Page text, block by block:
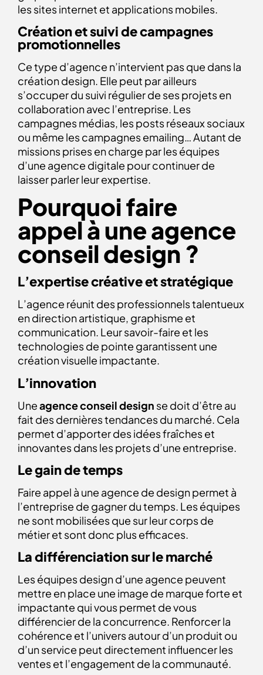
les sites internet et applications mobiles.
Création et suivi de campagnes
promotionnelles
Ce type d’agence n’intervient pas que dans la
création design. Elle peut par ailleurs
s’occuper du suivi régulier de ses projets en
collaboration avec l’entreprise. Les
campagnes médias, les posts réseaux sociaux
ou même les campagnes emailing… Autant de
missions prises en charge par les équipes
d’une agence digitale pour continuer de
laisser parler leur expertise.
Pourquoi faire
appel à une agence
conseil design ?
L’expertise créative et stratégique
L’agence réunit des professionnels talentueux
en direction artistique, graphisme et
communication. Leur savoir-faire et les
technologies de pointe garantissent une
création visuelle impactante.
L’innovation
Uneagence conseil design se doit d’être au
fait des dernières tendances du marché. Cela
permet d’apporter des idées fraîches et
innovantes dans les projets d’une entreprise.
Le gain de temps
Faire appel à une agence de design permet à
l’entreprise de gagner du temps. Les équipes
ne sont mobilisées que sur leur corps de
métier et sont donc plus efficaces.
La différenciation sur le marché
Les équipes design d’une agence peuvent
mettre en place une image de marque forte et
impactante qui vous permet de vous
différencier de la concurrence. Renforcer la
cohérence et l’univers autour d’un produit ou
d’un service peut directement influencer les
ventes et l’engagement de la communauté.